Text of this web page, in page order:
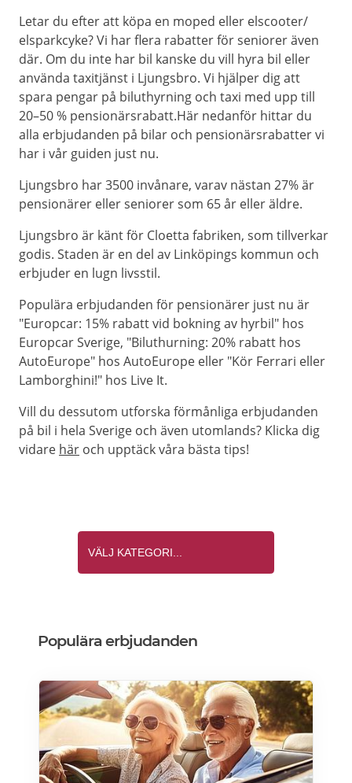
Letar du efter att köpa en moped eller elscooter/
elsparkcyke? Vi har flera rabatter för seniorer även
där. Om du inte har bil kanske du vill hyra bil eller
använda taxitjänst i Ljungsbro. Vi hjälper dig att
spara pengar på biluthyrning och taxi med upp till
20–50 % pensionärsrabatt.Här nedanför hittar du
alla erbjudanden på bilar och pensionärsrabatter vi
har i vår guiden just nu.
Ljungsbro har 3500 invånare, varav nästan 27% är
pensionärer eller seniorer som 65 år eller äldre.
Ljungsbro är känt för Cloetta fabriken, som tillverkar
godis. Staden är en del av Linköpings kommun och
erbjuder en lugn livsstil.
Populära erbjudanden för pensionärer just nu är
"Europcar: 15% rabatt vid bokning av hyrbil" hos
Europcar Sverige, "Biluthurning: 20% rabatt hos
AutoEurope" hos AutoEurope eller "Kör Ferrari eller
Lamborghini!" hos Live It.
Vill du dessutom utforska förmånliga erbjudanden
på bil i hela Sverige och även utomlands? Klicka dig
vidare här och upptäck våra bästa tips!
Populära erbjudanden